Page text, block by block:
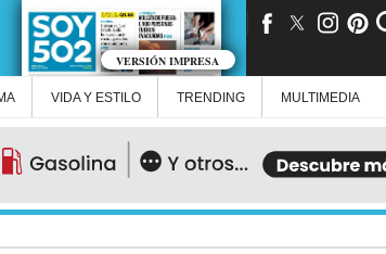
VERSIÓN IMPRESA
VIDA Y ESTILO TRENDING MULTIMEDIA